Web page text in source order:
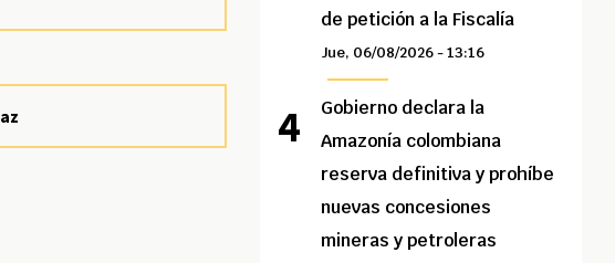
de petición a la Fiscalía
Jue, 06/08/2026 - 13:16
Gobierno declara la
Amazonía colombiana
reserva definitiva y prohíbe
nuevas concesiones
mineras y petroleras